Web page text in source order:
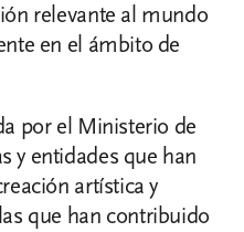
relevante al mundo
en el ámbito de
por el Ministerio de
y entidades que han
artística y
que han contribuido